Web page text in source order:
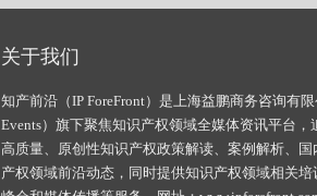
关于我们
知产前沿（IP ForeFront）是上海益鹏商务咨询有
Events）旗下聚焦知识产权领域全媒体资讯平台，
高质量、原创性知识产权政策解读、案例解析、国
产权领域前沿动态，同时提供知识产权领域相关培